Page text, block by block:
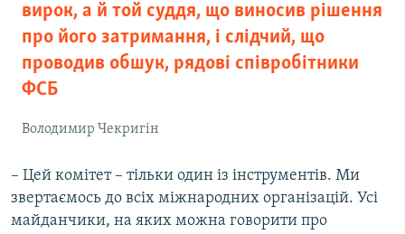
вирок, а й той суддя, що виносив рішення
про його затримання, і слідчий, що
проводив обшук, рядові співробітники
ФСБ
Володимир Чекригін
– Цей комітет – тільки один із інструментів. Ми
звертаємось до всіх міжнародних організацій. Усі
майданчики, на яких можна говорити про